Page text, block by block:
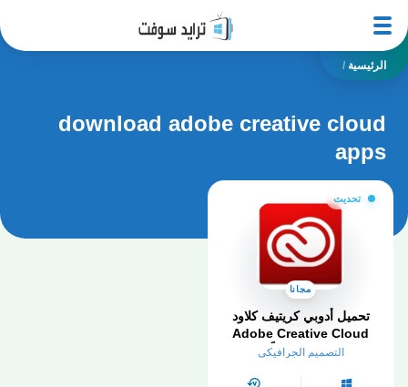
الرئيسية /
download adobe creative cloud
apps
تحديث
مجانا
تحميل أدوبي كريتيف كلاود
Adobe Creative Cloud
2026 مجاناً
التصميم الجرافيكي